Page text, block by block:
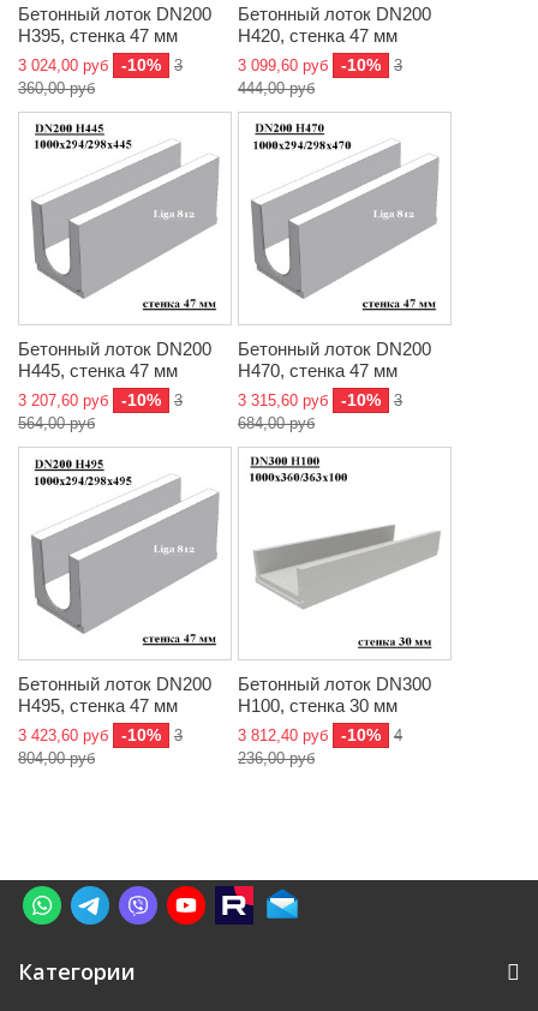
Бетонный лоток DN200
H395, стенка 47 мм
3 024,00 руб -10%
3
360,00 руб
Бетонный лоток DN200
H420, стенка 47 мм
3 099,60 руб -10%
3
444,00 руб
Бетонный лоток DN200
H445, стенка 47 мм
3 207,60 руб -10%
3
564,00 руб
Бетонный лоток DN200
H470, стенка 47 мм
3 315,60 руб -10%
3
684,00 руб
Бетонный лоток DN200
H495, стенка 47 мм
3 423,60 руб -10%
3
804,00 руб
Бетонный лоток DN300
H100, стенка 30 мм
3 812,40 руб -10%
4
236,00 руб
Категории